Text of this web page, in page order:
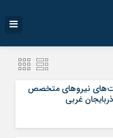
نیروهای متخصص
غربی